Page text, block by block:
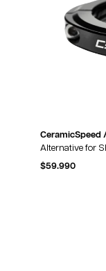
CeramicSpeed
Alternative for
$59.990